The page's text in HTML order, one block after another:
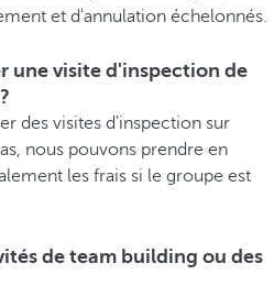
et d'annulation échelonnés.
une visite d'inspection de
des visites d'inspection sur
nous pouvons prendre en
les frais si le groupe est
de team building ou des